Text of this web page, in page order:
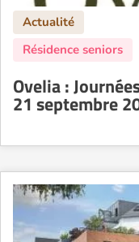
Ovelia :
21 septembre